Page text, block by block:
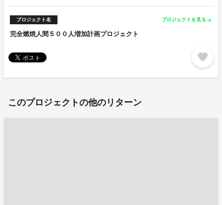
プロジェクト名 プロジェクトを見る arrow_forward
完全燃焼人間５００人増加計画プロジェクト
favorite
このプロジェクトの他のリターン